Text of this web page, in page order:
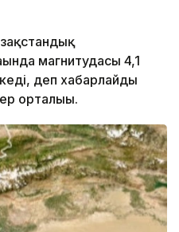
магнитудасы 4,1
деп хабарлайды
орталығы.